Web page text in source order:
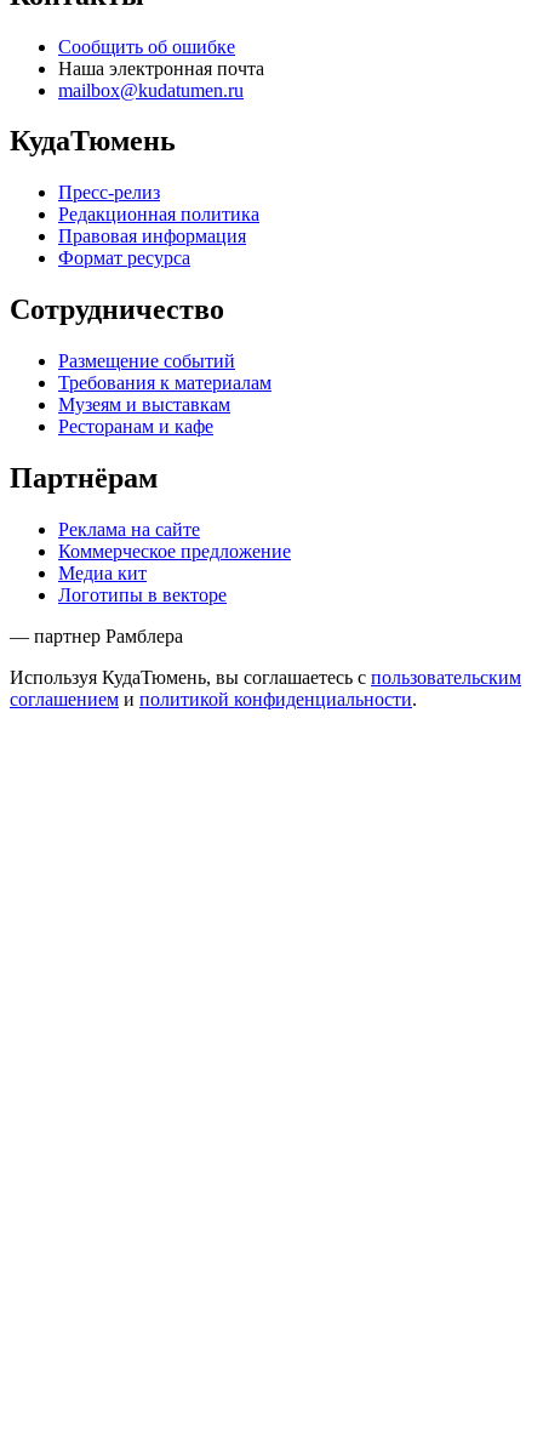
Сообщить об ошибке
Наша электронная почта
mailbox@kudatumen.ru
КудаТюмень
Пресс-релиз
Редакционная политика
Правовая информация
Формат ресурса
Сотрудничество
Размещение событий
Требования к материалам
Музеям и выставкам
Ресторанам и кафе
Партнёрам
Реклама на сайте
Коммерческое предложение
Медиа кит
Логотипы в векторе
— партнер Рамблера
Используя КудаТюмень, вы соглашаетесь с пользовательским
соглашением и политикой конфиденциальности.